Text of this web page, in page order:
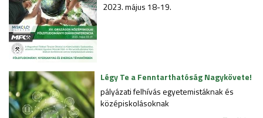
2023. május 18-19.
Légy Te a Fenntarthatóság Nagykövete!
pályázati felhívás egyetemistáknak és
középiskolásoknak